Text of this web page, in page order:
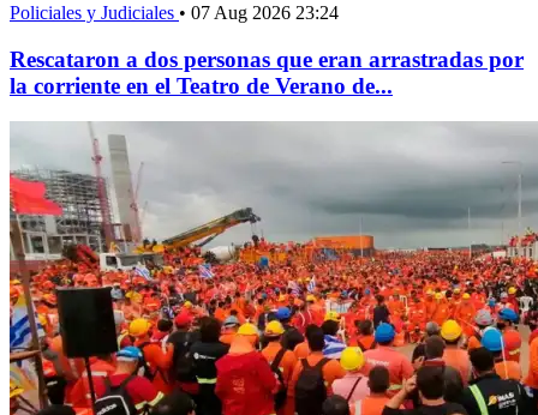
Policiales y Judiciales • 07 Aug 2026 23:24
Rescataron a dos personas que eran arrastradas por
la corriente en el Teatro de Verano de...